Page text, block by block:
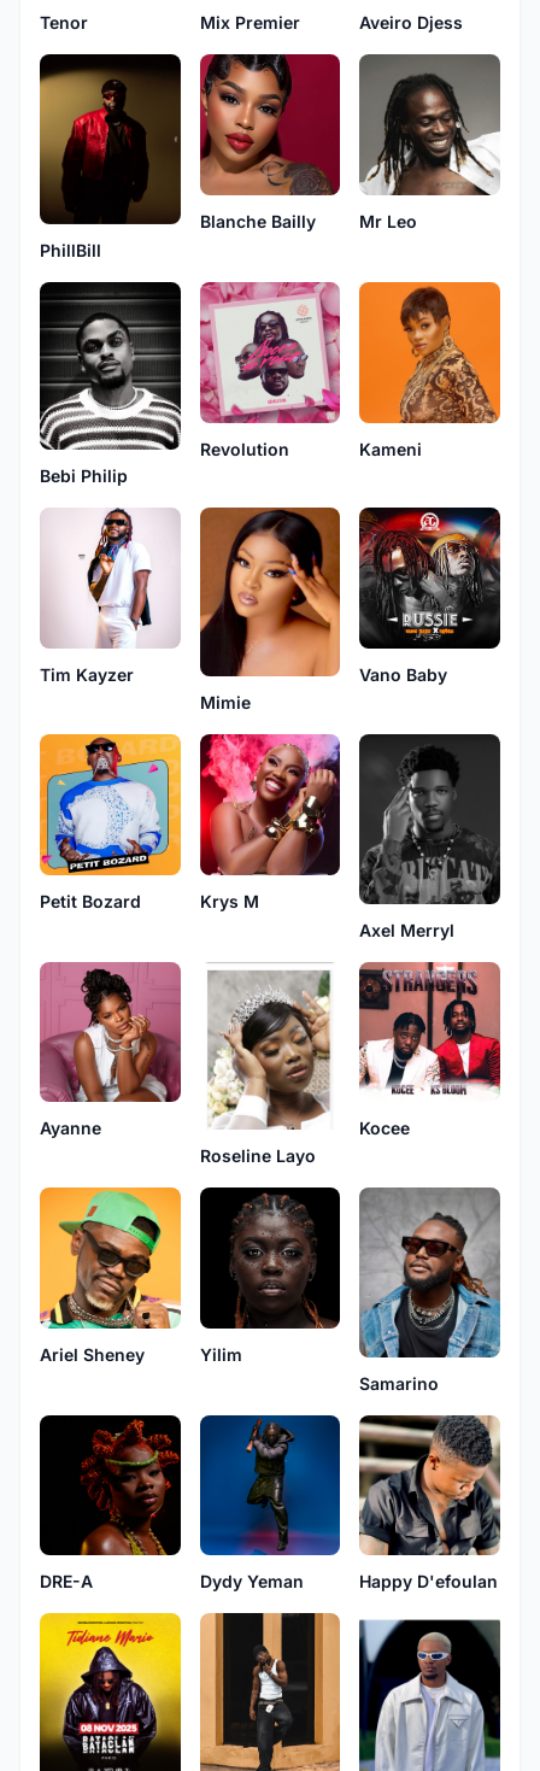
Tenor Mix Premier Aveiro Djess
PhillBill
Blanche Bailly Mr Leo
Bebi Philip
Revolution Kameni
Tim Kayzer
Mimie
Vano Baby
Petit Bozard
Krys M
Axel Merryl
Ayanne
Roseline Layo
Kocee
Ariel Sheney
Yilim
Samarino
DRE-A Dydy Yeman Happy D'efoulan